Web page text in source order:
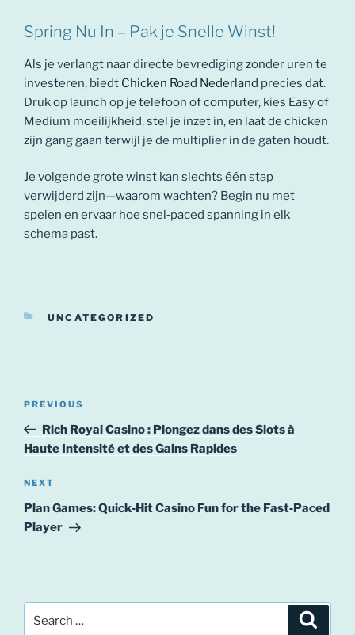
Spring Nu In – Pak je Snelle Winst!
Als je verlangt naar directe bevrediging zonder uren te
investeren, biedt Chicken Road Nederland precies dat.
Druk op launch op je telefoon of computer, kies Easy of
Medium moeilijkheid, stel je inzet in, en laat de chicken
zijn gang gaan terwijl je de multiplier in de gaten houdt.
Je volgende grote winst kan slechts één stap
verwijderd zijn—waarom wachten? Begin nu met
spelen en ervaar hoe snel‑paced spanning in elk
schema past.
CATEGORIES
UNCATEGORIZED
Post
Previous
Post
PREVIOUS
Rich Royal Casino : Plongez dans des Slots à
Haute Intensité et des Gains Rapides
Next
Post
NEXT
Plan Games: Quick‑Hit Casino Fun for the Fast‑Paced
Player